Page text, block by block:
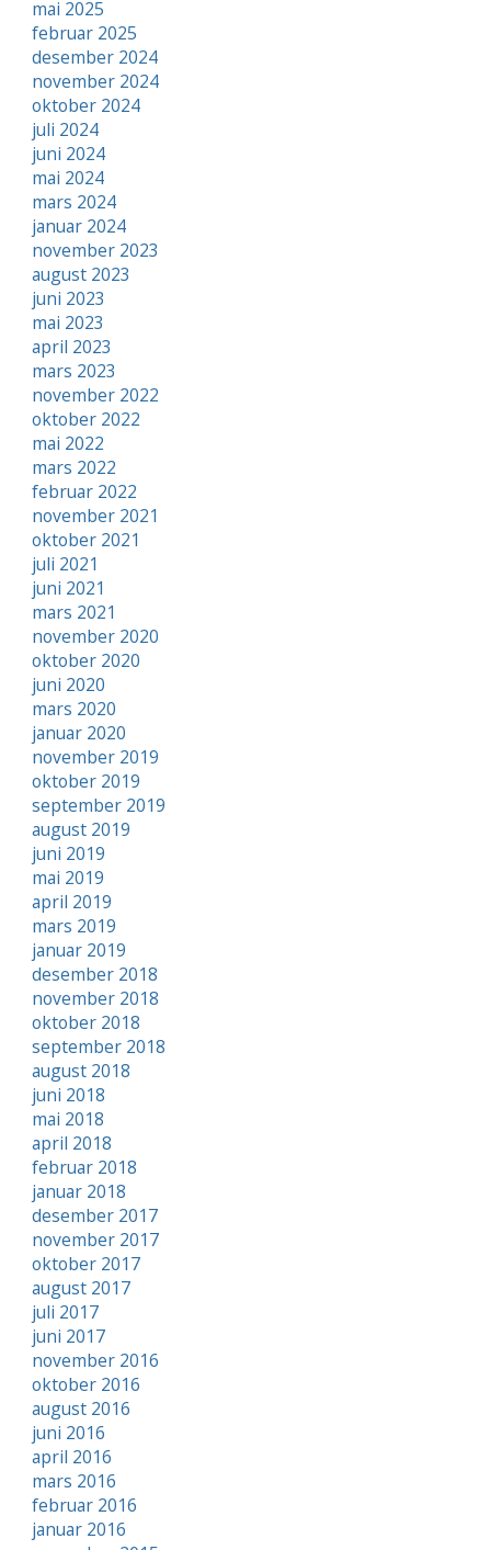
mai 2025
februar 2025
desember 2024
november 2024
oktober 2024
juli 2024
juni 2024
mai 2024
mars 2024
januar 2024
november 2023
august 2023
juni 2023
mai 2023
april 2023
mars 2023
november 2022
oktober 2022
mai 2022
mars 2022
februar 2022
november 2021
oktober 2021
juli 2021
juni 2021
mars 2021
november 2020
oktober 2020
juni 2020
mars 2020
januar 2020
november 2019
oktober 2019
september 2019
august 2019
juni 2019
mai 2019
april 2019
mars 2019
januar 2019
desember 2018
november 2018
oktober 2018
september 2018
august 2018
juni 2018
mai 2018
april 2018
februar 2018
januar 2018
desember 2017
november 2017
oktober 2017
august 2017
juli 2017
juni 2017
november 2016
oktober 2016
august 2016
juni 2016
april 2016
mars 2016
februar 2016
januar 2016